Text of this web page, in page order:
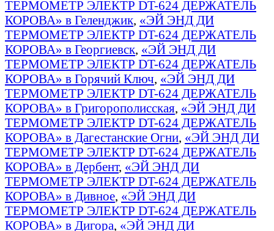
ТЕРМОМЕТР ЭЛЕКТР DT-624 ДЕРЖАТЕЛЬ
КОРОВА» в Геленджик, «ЭЙ ЭНД ДИ
ТЕРМОМЕТР ЭЛЕКТР DT-624 ДЕРЖАТЕЛЬ
КОРОВА» в Георгиевск, «ЭЙ ЭНД ДИ
ТЕРМОМЕТР ЭЛЕКТР DT-624 ДЕРЖАТЕЛЬ
КОРОВА» в Горячий Ключ, «ЭЙ ЭНД ДИ
ТЕРМОМЕТР ЭЛЕКТР DT-624 ДЕРЖАТЕЛЬ
КОРОВА» в Григорополисская, «ЭЙ ЭНД ДИ
ТЕРМОМЕТР ЭЛЕКТР DT-624 ДЕРЖАТЕЛЬ
КОРОВА» в Дагестанские Огни, «ЭЙ ЭНД ДИ
ТЕРМОМЕТР ЭЛЕКТР DT-624 ДЕРЖАТЕЛЬ
КОРОВА» в Дербент, «ЭЙ ЭНД ДИ
ТЕРМОМЕТР ЭЛЕКТР DT-624 ДЕРЖАТЕЛЬ
КОРОВА» в Дивное, «ЭЙ ЭНД ДИ
ТЕРМОМЕТР ЭЛЕКТР DT-624 ДЕРЖАТЕЛЬ
КОРОВА» в Дигора, «ЭЙ ЭНД ДИ